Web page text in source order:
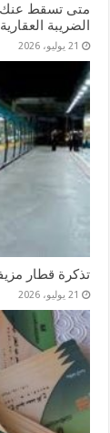
الضريبة العقارية
21 يوليو، 2026
تذكرة قطار مزيفة
21 يوليو، 2026